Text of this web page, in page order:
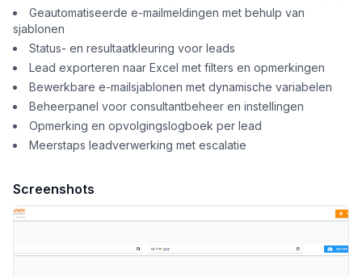
Geautomatiseerde e-mailmeldingen met behulp van
sjablonen
Status- en resultaatkleuring voor leads
Lead exporteren naar Excel met filters en opmerkingen
Bewerkbare e-mailsjablonen met dynamische variabelen
Beheerpanel voor consultantbeheer en instellingen
Opmerking en opvolgingslogboek per lead
Meerstaps leadverwerking met escalatie
Screenshots